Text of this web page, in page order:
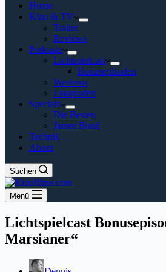
Home
Kino & TV
Trailer
Reviews
Podcasts
Lichtspielcast
Bonusepisoden
Westeros
Eskapoden
Specials
Die Besten
James Bond
Technik
About
Suchen
Menü
Lichtspielcast
Marsianer“